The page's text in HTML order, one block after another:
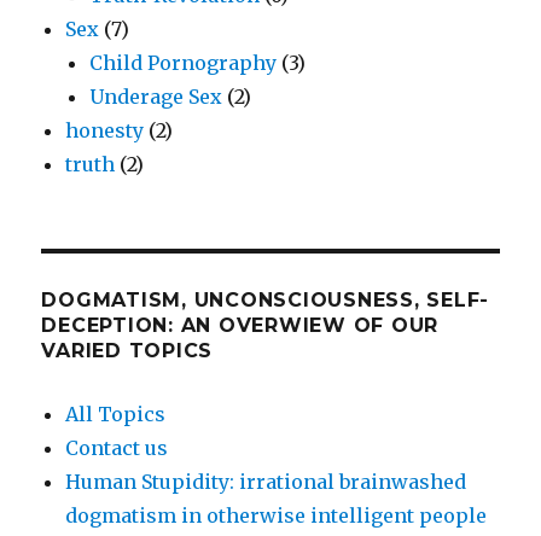
Sex (7)
Child Pornography (3)
Underage Sex (2)
honesty (2)
truth (2)
DOGMATISM, UNCONSCIOUSNESS, SELF-
DECEPTION: AN OVERWIEW OF OUR
VARIED TOPICS
All Topics
Contact us
Human Stupidity: irrational brainwashed
dogmatism in otherwise intelligent people